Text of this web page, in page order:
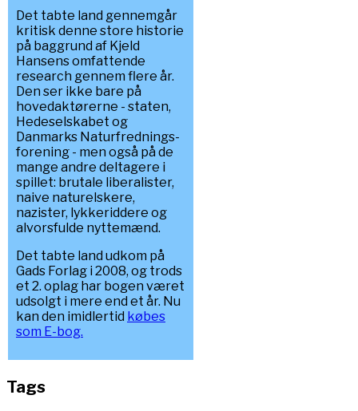
Det tabte land gennemgår
kritisk denne store historie
på baggrund af Kjeld
Hansens omfattende
research gennem flere år.
Den ser ikke bare på
hovedaktørerne - staten,
Hedeselskabet og
Danmarks Naturfrednings-
forening - men også på de
mange andre deltagere i
spillet: brutale liberalister,
naive naturelskere,
nazister, lykkeriddere og
alvorsfulde nyttemænd.
Det tabte land udkom på
Gads Forlag i 2008, og trods
et 2. oplag har bogen været
udsolgt i mere end et år. Nu
kan den imidlertid købes
som E-bog.
Tags